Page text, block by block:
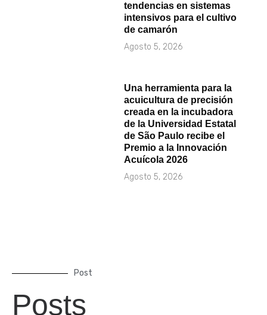
tendencias en sistemas
intensivos para el cultivo
de camarón
Agosto 5, 2026
Una herramienta para la
acuicultura de precisión
creada en la incubadora
de la Universidad Estatal
de São Paulo recibe el
Premio a la Innovación
Acuícola 2026
Agosto 5, 2026
Post
Posts